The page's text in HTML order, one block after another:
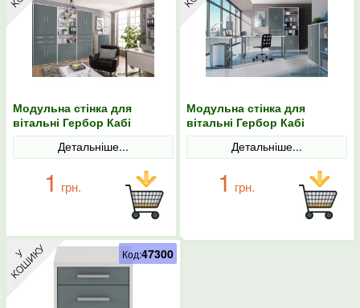
Модульна стінка для
вітальні Гербор Кабі
N100013 Попелястий/
АнтрацитДетальніше...
1 грн.
Модульна стінка для
вітальні Гербор Кабі
N100014 Попелястий/
АнтрацитДетальніше...
1 грн.
Код:47300